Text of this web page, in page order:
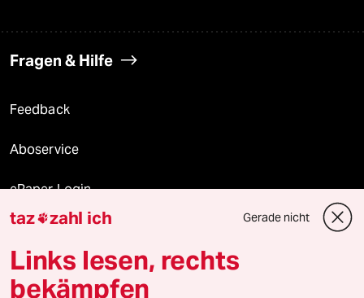
Fragen & Hilfe
Feedback
Aboservice
ePaper Login
Downloads für Abonnierende
taz zahl ich Gerade nicht
Links lesen, rechts
bekämpfen